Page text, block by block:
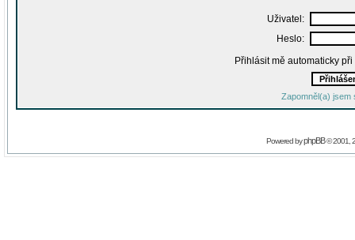
Uživatel:
Heslo:
Přihlásit mě automaticky
Zapomněl(a) jsem
Powered byphpBB© 2001,